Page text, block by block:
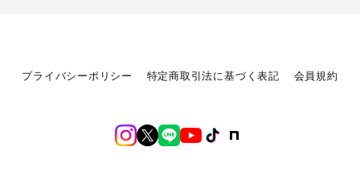
プライバシーポリシー 特定商取引法に基づく表記 会員規約